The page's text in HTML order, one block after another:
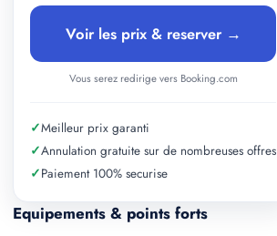
Equipements & points forts
Voir les prix & reserver →
Vous serez redirige vers Booking.com
✓Meilleur prix garanti
✓Annulation gratuite sur de nombreuses offres
✓Paiement 100% securise